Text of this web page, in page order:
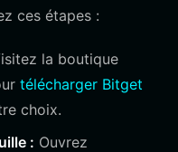
ces étapes :
la boutique
télécharger Bitget
choix.
: Ouvrez